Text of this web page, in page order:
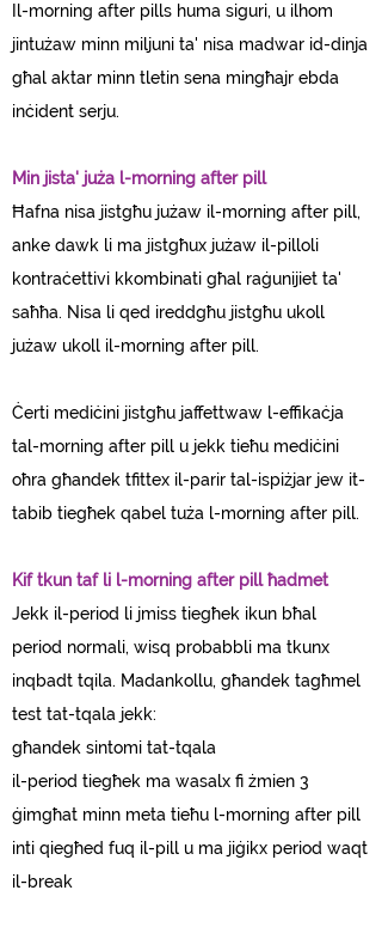
Il-morning after pills huma siguri, u ilhom
jintużaw minn miljuni ta' nisa madwar id-dinja
għal aktar minn tletin sena mingħajr ebda
inċident serju.
Min jista' juża l-morning after pill
Ħafna nisa jistgħu jużaw il-morning after pill,
anke dawk li ma jistgħux jużaw il-pilloli
kontraċettivi kkombinati għal raġunijiet ta'
saħħa. Nisa li qed ireddgħu jistgħu ukoll
jużaw ukoll il-morning after pill.
Ċerti mediċini jistgħu jaffettwaw l-effikaċja
tal-morning after pill u jekk tieħu mediċini
oħra għandek tfittex il-parir tal-ispiżjar jew it-
tabib tiegħek qabel tuża l-morning after pill.
Kif tkun taf li l-morning after pill ħadmet
Jekk il-period li jmiss tiegħek ikun bħal
period normali, wisq probabbli ma tkunx
inqbadt tqila. Madankollu, għandek tagħmel
test tat-tqala jekk:
għandek sintomi tat-tqala
il-period tiegħek ma wasalx fi żmien 3
ġimgħat minn meta tieħu l-morning after pill
inti qiegħed fuq il-pill u ma jiġikx period waqt
il-break